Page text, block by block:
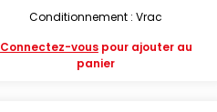
Conditionnement : Vrac
Connectez-vouspour ajouter au
panier